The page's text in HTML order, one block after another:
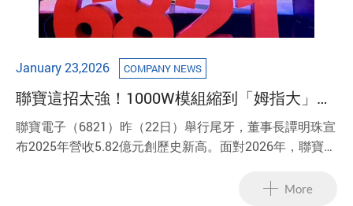
January 23,2026 COMPANY NEWS
聯寶這招太強！1000W模組縮到「姆指大」
搶食AI伺服器大餅
聯寶電子（6821）昨（22日）舉行尾牙，董事長譚明珠宣
布2025年營收5.82億元創歷史新高。面對2026年，聯寶強
源模組，專攻AI伺服器市場。同時，無線充電業務擴展至
More